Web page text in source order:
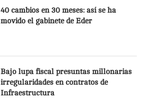
40 cambios en 30 meses: así se ha
movido el gabinete de Eder
Bajo lupa fiscal presuntas millonarias
irregularidades en contratos de
Infraestructura